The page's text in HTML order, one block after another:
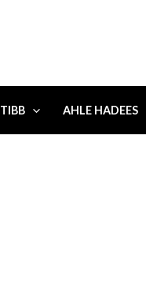
TIBB AHLE HADEES